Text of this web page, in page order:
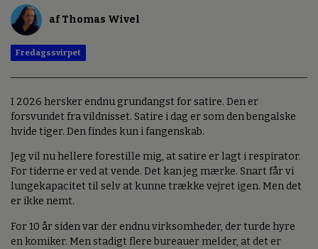
af Thomas Wivel
Fredagssvirpet
I 2026 hersker endnu grundangst for satire. Den er
forsvundet fra vildnisset. Satire i dag er som den bengalske
hvide tiger. Den findes kun i fangenskab.
Jeg vil nu hellere forestille mig, at satire er lagt i respirator.
For tiderne er ved at vende. Det kan jeg mærke. Snart får vi
lungekapacitet til selv at kunne trække vejret igen. Men det
er ikke nemt.
For 10 år siden var der endnu virksomheder, der turde hyre
en komiker. Men stadigt flere bureauer melder, at det er